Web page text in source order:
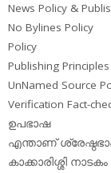
News Policy &
No Bylines Policy
Policy
Publishing Principles
UnNamed Source
Verification Fact-
ഉപഭാഷ
എന്താണ്
കാക്കാരിശ്ശി നാടകം